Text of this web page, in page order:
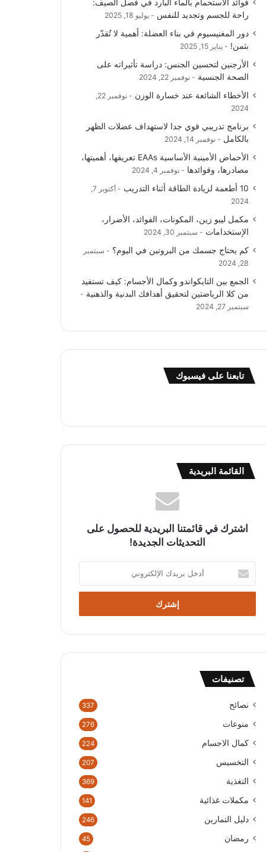
فوائد الاستحمام بالماء البارد في فصل الصيف:
راحة للجسم وتجديد للنفس
يوليو 18, 2025
دور المغنيسيوم في بناء العضلة: أهمية لا تُقدّر
بثمن!
يناير 15, 2025
الأرجنين لتحسين الجنس: دراسة تأثيراته على
الصحة الجنسية
نوفمبر 22, 2024
الأخطاء الشائعة عند خسارة الوزن
نوفمبر 22,
2024
برنامج تدريبي قوي جدا لاستهداف عضلات الظهر
بالكامل
نوفمبر 14, 2024
الأحماض الأمينية الأساسية EAAs تعريفها، أهميتها،
مصادرها، وفوائدها
نوفمبر 4, 2024
10 أطعمة لزيادة الطاقة أثناء التدريب
أكتوبر 7,
2024
مكمل ليبو زين، المكونات، الفوائد، الأضرار،
الإستخدامات
سبتمبر 30, 2024
كم يحتاج جسمك من البروتين في اليوم؟
سبتمبر
28, 2024
الجمع بين التايكواندو وكمال الأجسام: كيف تستفيد
من كلا الرياضتين لتحقيق أهدافك البدنية والذهنية
سبتمبر 27, 2024
تابعنا على فيسبوك
القائمة البريدية
اشترك في قائمتنا البريدية للحصول على
التحديثات الجديدة!
بريدك
الإلكتروني
تصنيفات
نصائح 337
منوعات 276
كمال الاجسام 224
التخسيس 207
التغذية 369
مكملات غذائية 141
دليل التمارين 246
رمضان 45